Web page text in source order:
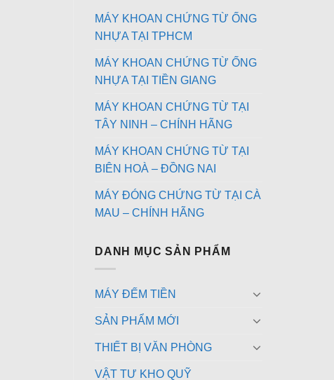
MÁY KHOAN CHỨNG TỪ ỐNG
NHỰA TẠI TPHCM
MÁY KHOAN CHỨNG TỪ ỐNG
NHỰA TẠI TIỀN GIANG
MÁY KHOAN CHỨNG TỪ TẠI
TÂY NINH – CHÍNH HÃNG
MÁY KHOAN CHỨNG TỪ TẠI
BIÊN HOÀ – ĐỒNG NAI
MÁY ĐÓNG CHỨNG TỪ TẠI CÀ
MAU – CHÍNH HÃNG
DANH MỤC SẢN PHẨM
MÁY ĐẾM TIỀN
SẢN PHẨM MỚI
THIẾT BỊ VĂN PHÒNG
VẬT TƯ KHO QUỸ